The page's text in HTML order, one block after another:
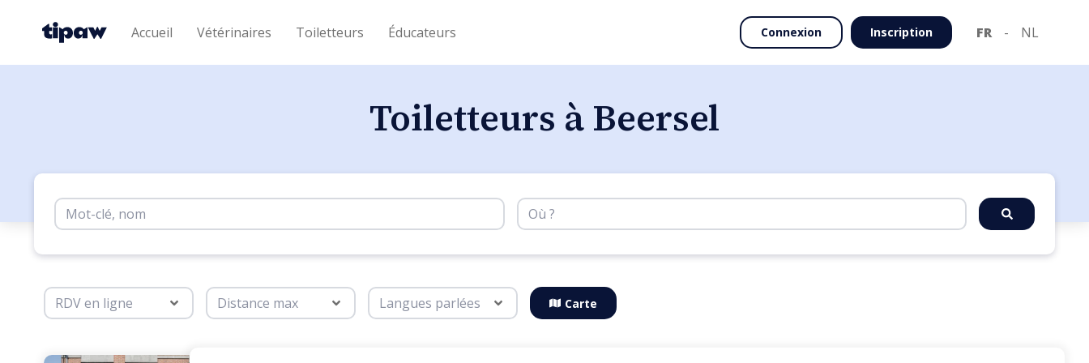
Accueil Vétérinaires Toiletteurs Éducateurs Connexion Inscription FR - NL
Toiletteurs à Beersel
Carte